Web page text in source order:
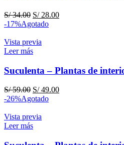
S/34.00 El
precio
era:
S/ 34.00.
S/28.00El
-17%Agotado
Vista previa
Leer más
Suculenta – Plantas de
S/59.00 El
precio
era:
S/ 59.00.
S/49.00El
-26%Agotado
Vista previa
Leer más